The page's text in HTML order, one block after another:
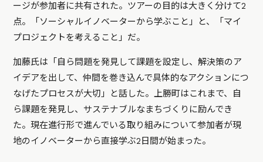
ージが参加者に共有された。ツアーの目的は大きく分けて2
点。「ソーシャルイノベーターから学ぶこと」と、「マイ
プロジェクトを考えること」だ。
加藤氏は「自ら問題を発見して課題を設定し、解決策のア
イデアを出して、仲間を巻き込んで具体的なアクションにつ
なげたプロセスが大切」と話した。上勝町はこれまで、自
ら課題を発見し、サステナブルなまちづくりに励んでき
た。現在進行形で進んでいる取り組みについて参加者が現
地のイノベーターから直接学ぶ2日間が始まった。